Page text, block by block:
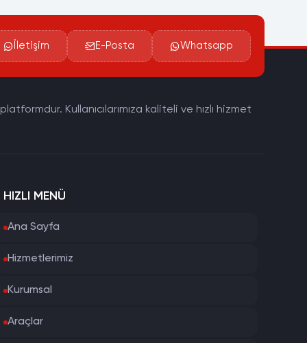
İletişim E-Posta Whatsapp
Kullanıcılarımıza kaliteli ve hızlı hizmet
HIZLI MENÜ
Ana Sayfa
Hizmetlerimiz
Kurumsal
Araçlar